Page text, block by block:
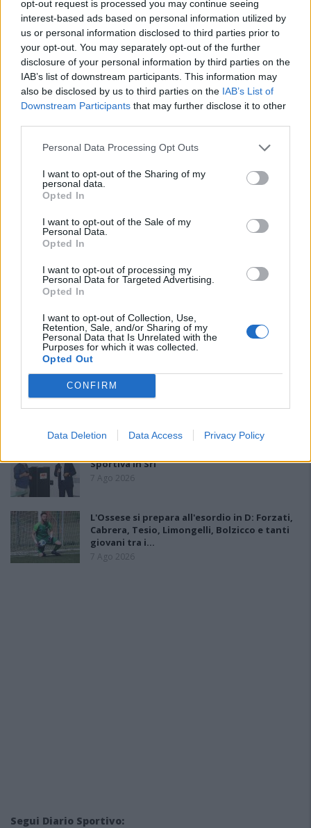
opt-out request is processed you may continue seeing
interest-based ads based on personal information utilized by
us or personal information disclosed to third parties prior to
your opt-out. You may separately opt-out of the further
disclosure of your personal information by third parties on the
IAB’s list of downstream participants. This information may
also be disclosed by us to third parties on the IAB’s List of
Downstream Participants that may further disclose it to other
Personal Data Processing Opt Outs
I want to opt-out of the Sharing of my
personal data.
Opted In
I want to opt-out of the Sale of my
Personal Data.
Opted In
I want to opt-out of processing my
Personal Data for Targeted Advertising.
Opted In
I want to opt-out of Collection, Use,
Retention, Sale, and/or Sharing of my
Personal Data that Is Unrelated with the
Purposes for which it was collected.
Opted Out
CONFIRM
Data Deletion Data Access Privacy Policy
Carlucci, Bevilacqua, Solinas, Souare e Galic
7 Ago 2026
Il Monastir riparte dai pilastri Masia, Pinna e
Aloia, il primo acquisto è Loru
7 Ago 2026
Gran colpo dell'Ossese, per la difesa c'è l'ex
Torres Riccardo Idda
7 Ago 2026
Sportiva in Srl
7 Ago 2026
L'Ossese si prepara all'esordio in D: Forzati,
Cabrera, Tesio, Limongelli, Bolzicco e tanti
giovani tra i…
7 Ago 2026
Segui Diario Sportivo: